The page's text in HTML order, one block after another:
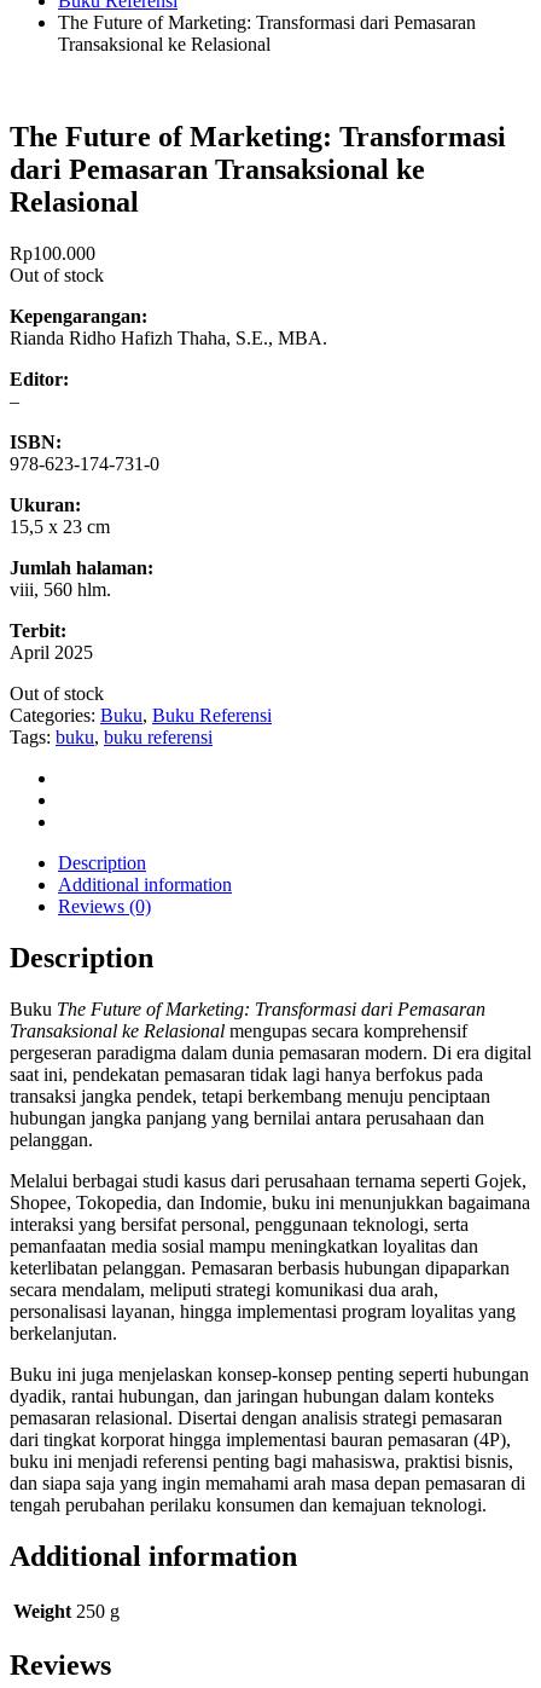
The Future of Marketing: Transformasi dari Pemasaran
Transaksional ke Relasional
The Future of Marketing: Transformasi
dari Pemasaran Transaksional ke
Relasional
Rp100.000
Out of stock
Kepengarangan:
Rianda Ridho Hafizh Thaha, S.E., MBA.
Editor:
–
ISBN:
978-623-174-731-0
Ukuran:
15,5 x 23 cm
Jumlah halaman:
viii, 560 hlm.
Terbit:
April 2025
Out of stock
Categories: Buku, Buku Referensi
Tags: buku, buku referensi
Description
Additional information
Reviews (0)
Description
Buku The Future of Marketing: Transformasi dari Pemasaran
Transaksional ke Relasional mengupas secara komprehensif
pergeseran paradigma dalam dunia pemasaran modern. Di era digital
saat ini, pendekatan pemasaran tidak lagi hanya berfokus pada
transaksi jangka pendek, tetapi berkembang menuju penciptaan
hubungan jangka panjang yang bernilai antara perusahaan dan
pelanggan.
Melalui berbagai studi kasus dari perusahaan ternama seperti Gojek,
Shopee, Tokopedia, dan Indomie, buku ini menunjukkan bagaimana
interaksi yang bersifat personal, penggunaan teknologi, serta
pemanfaatan media sosial mampu meningkatkan loyalitas dan
keterlibatan pelanggan. Pemasaran berbasis hubungan dipaparkan
secara mendalam, meliputi strategi komunikasi dua arah,
personalisasi layanan, hingga implementasi program loyalitas yang
berkelanjutan.
Buku ini juga menjelaskan konsep-konsep penting seperti hubungan
dyadik, rantai hubungan, dan jaringan hubungan dalam konteks
pemasaran relasional. Disertai dengan analisis strategi pemasaran
dari tingkat korporat hingga implementasi bauran pemasaran (4P),
buku ini menjadi referensi penting bagi mahasiswa, praktisi bisnis,
dan siapa saja yang ingin memahami arah masa depan pemasaran di
tengah perubahan perilaku konsumen dan kemajuan teknologi.
Additional information
Weight 250 g
Reviews